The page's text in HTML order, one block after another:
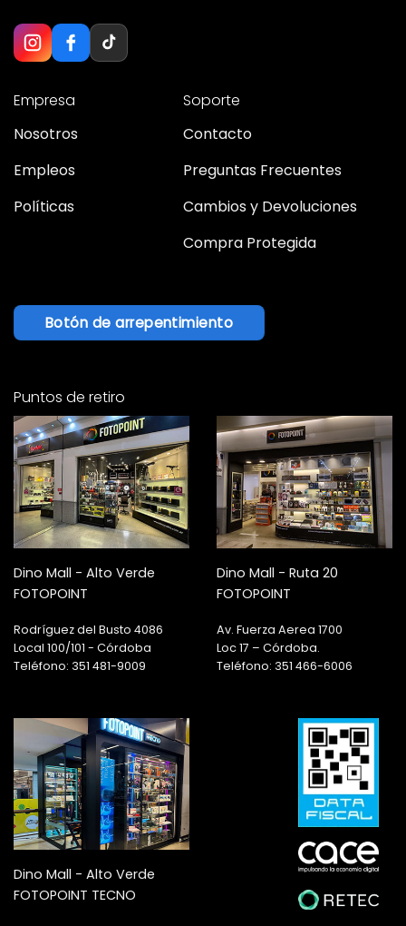
Empresa
Nosotros
Empleos
Políticas
Soporte
Contacto
Preguntas Frecuentes
Cambios y Devoluciones
Compra Protegida
Botón de arrepentimiento
Puntos de retiro
Dino Mall - Alto Verde
FOTOPOINT
Rodríguez del Busto 4086
Local 100/101 - Córdoba
Teléfono: 351 481-9009
Dino Mall - Ruta 20
FOTOPOINT
Av. Fuerza Aerea 1700
Loc 17 – Córdoba.
Teléfono: 351 466-6006
Dino Mall - Alto Verde
FOTOPOINT TECNO